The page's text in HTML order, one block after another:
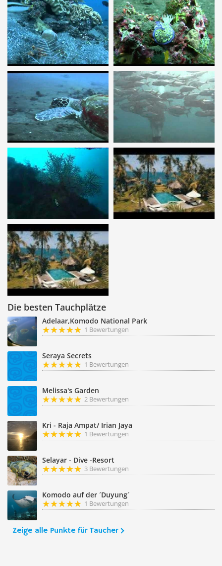
Die besten Tauchplätze
Adelaar,Komodo National Park
1 Bewertungen
Seraya Secrets
1 Bewertungen
Melissa's Garden
2 Bewertungen
Kri - Raja Ampat/ Irian Jaya
1 Bewertungen
Selayar - Dive -Resort
3 Bewertungen
Komodo auf der ´Duyung´
1 Bewertungen
Zeige alle Punkte für Taucher